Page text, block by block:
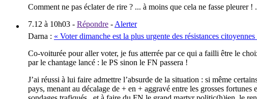
Comment ne pas éclater de rire ? ... à moins que cela ne fasse pleurer
7.12 à 10h03 - Répondre - Alerter
Darna : « Voter dimanche est la plus urgente des résistances citoyennes
Co-voiturée pour aller voter, je fus atterrée par ce qui a failli être le
par le chantage lancé : le PS sinon le FN passera !
J’ai réussi à lui faire admettre l’absurde de la situation : si même
pays, menant au décalage de + en + aggravé entre les grosses